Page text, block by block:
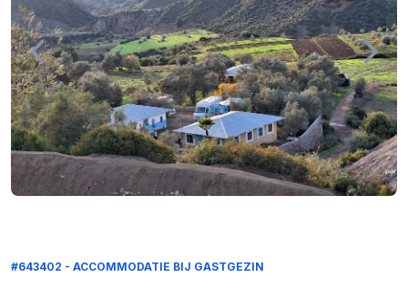
#643402 - ACCOMMODATIE BIJ GASTGEZIN